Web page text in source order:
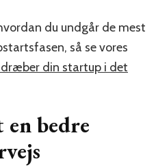
du undgår de mest
så se vores
dræber din startup i det
en bedre